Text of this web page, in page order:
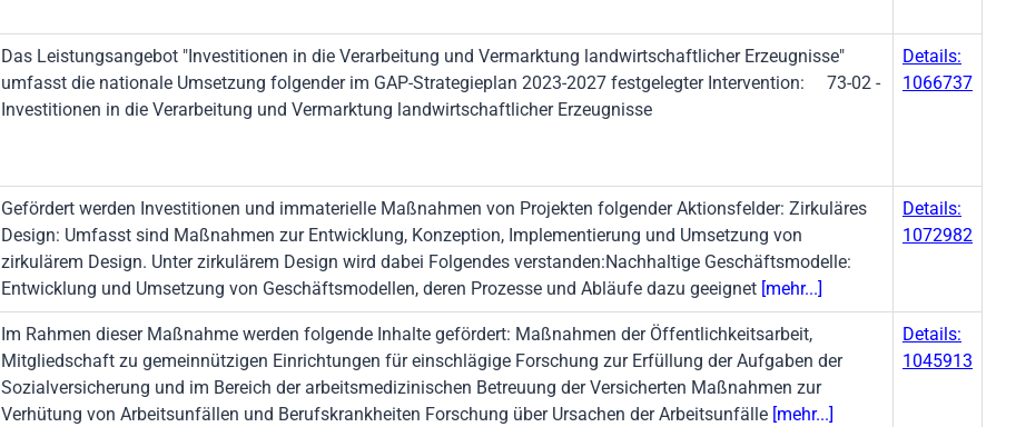
Das Leistungsangebot "Investitionen in die Verarbeitung und Vermarktung landwirtschaftlicher Erzeugnisse"
umfasst die nationale Umsetzung folgender im GAP-Strategieplan 2023-2027 festgelegter Intervention: 73-02 -
Investitionen in die Verarbeitung und Vermarktung landwirtschaftlicher Erzeugnisse
Details:
1066737
Gefördert werden Investitionen und immaterielle Maßnahmen von Projekten folgender Aktionsfelder: Zirkuläres
Design: Umfasst sind Maßnahmen zur Entwicklung, Konzeption, Implementierung und Umsetzung von
zirkulärem Design. Unter zirkulärem Design wird dabei Folgendes verstanden:Nachhaltige Geschäftsmodelle:
Entwicklung und Umsetzung von Geschäftsmodellen, deren Prozesse und Abläufe dazu geeignet [mehr...]
Details:
1072982
Im Rahmen dieser Maßnahme werden folgende Inhalte gefördert: Maßnahmen der Öffentlichkeitsarbeit,
Mitgliedschaft zu gemeinnützigen Einrichtungen für einschlägige Forschung zur Erfüllung der Aufgaben der
Sozialversicherung und im Bereich der arbeitsmedizinischen Betreuung der Versicherten Maßnahmen zur
Verhütung von Arbeitsunfällen und Berufskrankheiten Forschung über Ursachen der Arbeitsunfälle [mehr...]
Details:
1045913